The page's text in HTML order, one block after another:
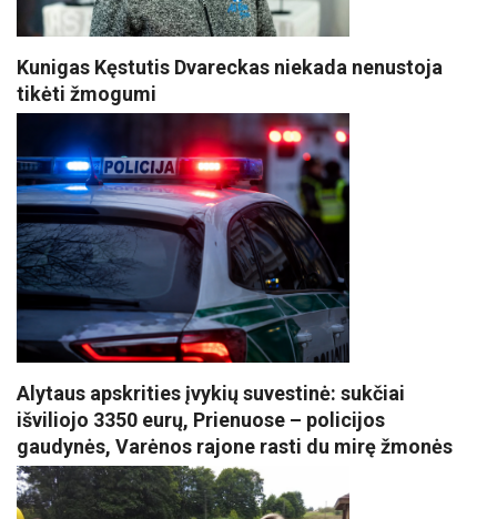
Kunigas Kęstutis Dvareckas niekada nenustoja
tikėti žmogumi
Alytaus apskrities įvykių suvestinė: sukčiai
išviliojo 3350 eurų, Prienuose – policijos
gaudynės, Varėnos rajone rasti du mirę žmonės